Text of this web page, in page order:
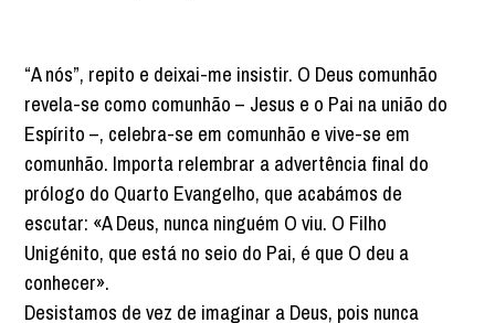
“A nós”, repito e deixai-me insistir. O Deus comunhão
revela-se como comunhão – Jesus e o Pai na união do
Espírito –, celebra-se em comunhão e vive-se em
comunhão. Importa relembrar a advertência final do
prólogo do Quarto Evangelho, que acabámos de
escutar: «A Deus, nunca ninguém O viu. O Filho
Unigénito, que está no seio do Pai, é que O deu a
conhecer».
Desistamos de vez de imaginar a Deus, pois nunca